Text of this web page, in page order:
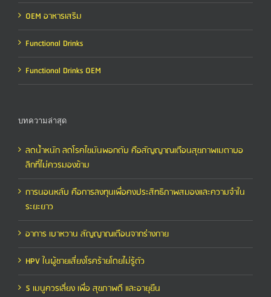
OEM อาหารเสริม
Functional Drinks
Functional Drinks OEM
บทความล่าสุด
ลดน้ำหนัก ลดโรคไขมันพอกตับ คือสัญญาณเตือนสุขภาพเมตาบอ
ลิกที่ไม่ควรมองข้าม
การนอนหลับ คือการลงทุนเพื่อคงประสิทธิภาพสมองและความจำใน
ระยะยาว
อาการ เบาหวาน สัญญาณเตือนจากร่างกาย
HPV ในผู้ชายเสี่ยงโรคร้ายโดยไม่รู้ตัว
5 เมนูควรเลี่ยง เพื่อ สุขภาพดี และอายุยืน